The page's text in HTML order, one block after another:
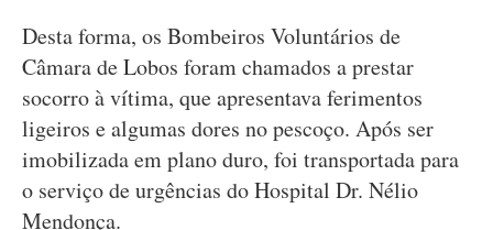
Desta forma, os Bombeiros Voluntários de
Câmara de Lobos foram chamados a prestar
socorro à vítima, que apresentava ferimentos
ligeiros e algumas dores no pescoço. Após ser
imobilizada em plano duro, foi transportada para
o serviço de urgências do Hospital Dr. Nélio
Mendonça.